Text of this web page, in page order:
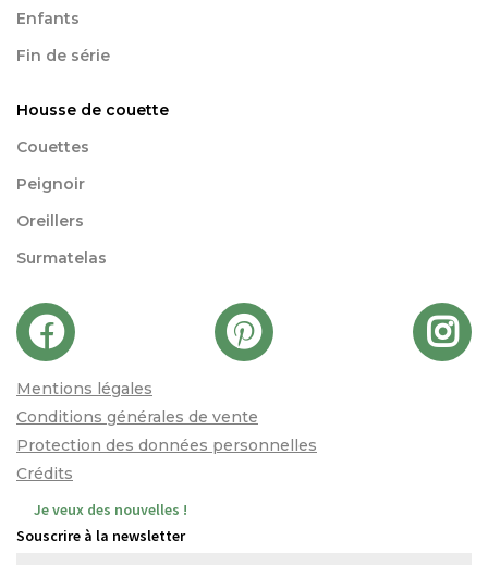
Enfants
Fin de série
Housse de couette
Couettes
Peignoir
Oreillers
Surmatelas
Mentions légales
Conditions générales de vente
Protection des données personnelles
Crédits
Je veux des nouvelles !
Souscrire à la newsletter